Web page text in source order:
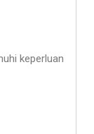
keperluan